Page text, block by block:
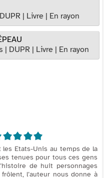
DUPR | Livre | En rayon
| DUPR | Livre | En rayon
Etats-Unis au temps de la
tenues pour tous ces gens
de huit personnages
l’auteur nous donne à